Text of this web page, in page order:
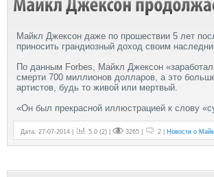
Майкл Джексон даже по прошествии 5 лет
приносить грандиозный доход своим
По данным Forbes, Майкл Джексон
смерти 700 миллионов долларов, а это
артистов, будь то живой или мертвый.
«Он был прекрасной иллюстрацией к слову
Дата: 27-07-2014 | 5.0 (2) | 3265 | 2 | Новости о